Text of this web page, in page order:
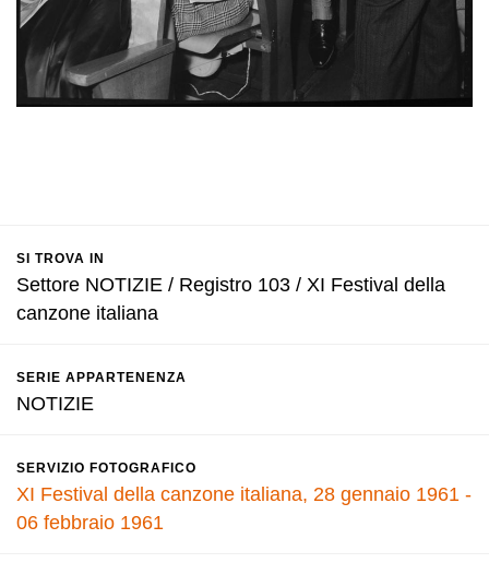
SI TROVA IN
Settore NOTIZIE / Registro 103 / XI Festival della
canzone italiana
SERIE APPARTENENZA
NOTIZIE
SERVIZIO FOTOGRAFICO
XI Festival della canzone italiana, 28 gennaio 1961 -
06 febbraio 1961